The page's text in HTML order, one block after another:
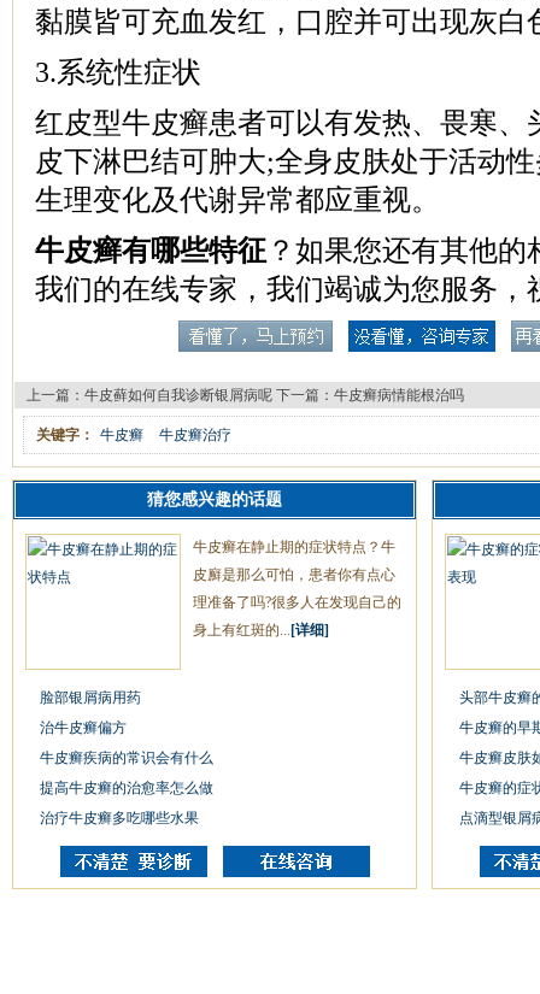
黏膜皆可充血发红，口腔并可出现灰白
3.系统性症状
红皮型牛皮癣患者可以有发热、畏寒、
皮下淋巴结可肿大;全身皮肤处于活动
生理变化及代谢异常都应重视。
牛皮癣有哪些特征 ？如果您还有其他
我们的在线专家，我们竭诚为您服务，
上一篇： 牛皮藓如何自我诊断银屑病呢 下一篇： 牛皮癣病情能根治吗
关键字： 牛皮癣 牛皮癣治疗
猜您感兴趣的话题
牛皮癣在静止期的症状特点？牛
皮廯是那么可怕，患者你有点心
理准备了吗?很多人在发现自己的
身上有红斑的... [详细]
脸部银屑病用药
治牛皮癣偏方
牛皮癣疾病的常识会有什么
提高牛皮癣的治愈率怎么做
治疗牛皮癣多吃哪些水果
头部牛皮癣
牛皮癣的早
牛皮癣皮肤
牛皮癣的症
点滴型银屑